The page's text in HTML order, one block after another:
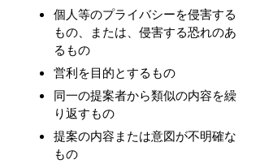
個人等のプライバシーを侵害する
もの、または、侵害する恐れのあ
るもの
営利を目的とするもの
同一の提案者から類似の内容を繰
り返すもの
提案の内容または意図が不明確な
もの